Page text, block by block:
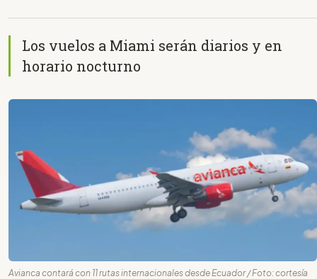
Los vuelos a Miami serán diarios y en
horario nocturno
Avianca contará con 11 rutas internacionales desde Ecuador / Foto: cortesía